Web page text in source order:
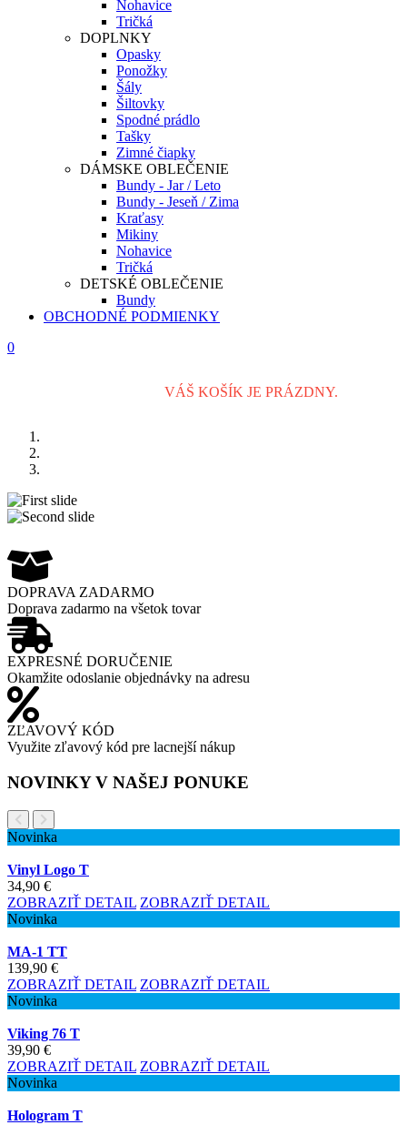
Nohavice
Tričká
DOPLNKY
Opasky
Ponožky
Šály
Šiltovky
Spodné prádlo
Tašky
Zimné čiapky
DÁMSKE OBLEČENIE
Bundy - Jar / Leto
Bundy - Jeseň / Zima
Kraťasy
Mikiny
Nohavice
Tričká
DETSKÉ OBLEČENIE
Bundy
OBCHODNÉ PODMIENKY
0
VÁŠ KOŠÍK JE PRÁZDNY.
DOPRAVA ZADARMO
Doprava zadarmo na všetok tovar
EXPRESNÉ DORUČENIE
Okamžite odoslanie objednávky na adresu
ZĽAVOVÝ KÓD
Využite zľavový kód pre lacnejší nákup
NOVINKY V NAŠEJ PONUKE
Novinka
Vinyl Logo T
34,90 €
ZOBRAZIŤ DETAIL ZOBRAZIŤ DETAIL
Novinka
MA-1 TT
139,90 €
ZOBRAZIŤ DETAIL ZOBRAZIŤ DETAIL
Novinka
Viking 76 T
39,90 €
ZOBRAZIŤ DETAIL ZOBRAZIŤ DETAIL
Novinka
Hologram T